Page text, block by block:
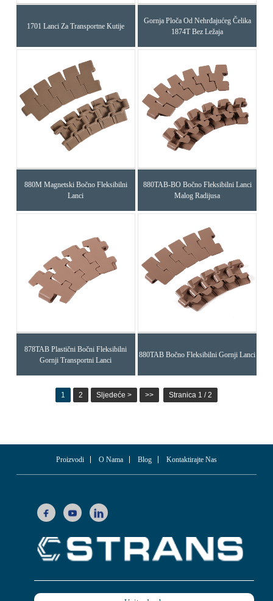
1701 Lanci Za Transportne Kutije
Gornja Ploča Od Nehrđajućeg Čelika
1874T Bez Ležaja
880M Magnetski Bočno Fleksibilni
Lanci
880TAB-BO Bočno Fleksibilni Lanci
Malog Radijusa
878TAB Plastični Bočni Fleksibilni
Gornji Transportni Lanci
880TAB Bočno Fleksibilni Gornji Lanci
1 2 Sljedeće > >> Stranica 1 / 2
Proizvodi O Nama Blog Kontaktirajte Nas